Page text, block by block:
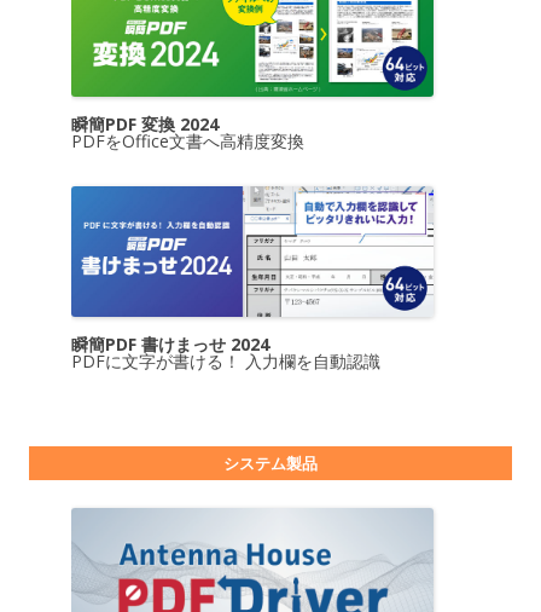
瞬簡PDF 変換 2024
PDFをOffice文書へ高精度変換
瞬簡PDF 書けまっせ 2024
PDFに文字が書ける！ 入力欄を自動認識
システム製品